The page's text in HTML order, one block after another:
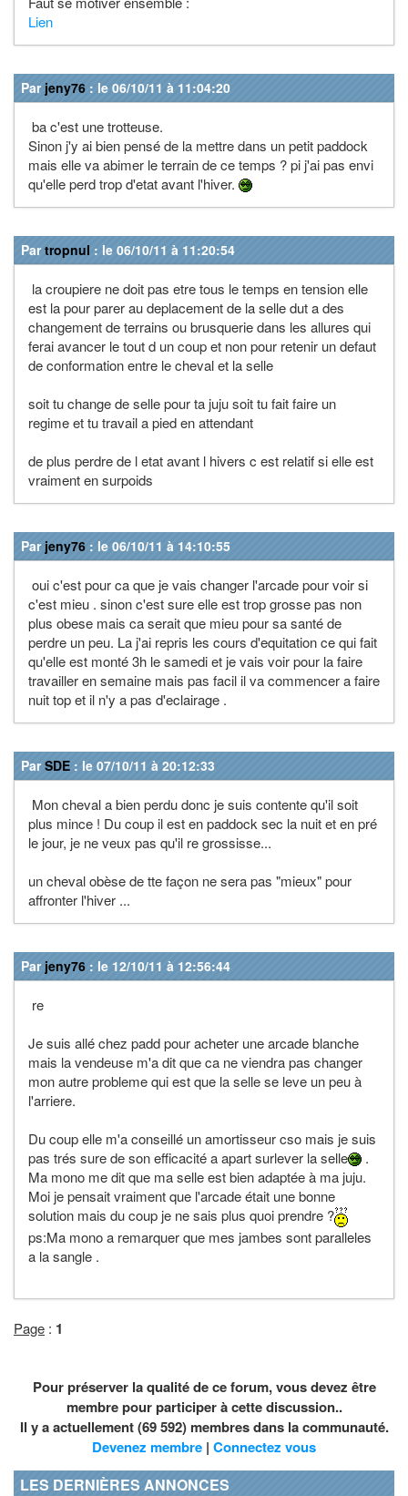
Lien
Par jeny76 : le 06/10/11 à 11:04:20
ba c'est une trotteuse.
Sinon j'y ai bien pensé de la mettre dans un petit paddock
mais elle va abimer le terrain de ce temps ? pi j'ai pas envi
qu'elle perd trop d'etat avant l'hiver.
Partropnul : le 06/10/11 à 11:20:54
la croupiere ne doit pas etre tous le temps en tension elle
est la pour parer au deplacement de la selle dut a des
changement de terrains ou brusquerie dans les allures qui
ferai avancer le tout d un coup et non pour retenir un defaut
de conformation entre le cheval et la selle
soit tu change de selle pour ta juju soit tu fait faire un
regime et tu travail a pied en attendant
de plus perdre de l etat avant l hivers c est relatif si elle est
vraiment en surpoids
Par jeny76 : le 06/10/11 à 14:10:55
oui c'est pour ca que je vais changer l'arcade pour voir si
c'est mieu . sinon c'est sure elle est trop grosse pas non
plus obese mais ca serait que mieu pour sa santé de
perdre un peu. La j'ai repris les cours d'equitation ce qui fait
qu'elle est monté 3h le samedi et je vais voir pour la faire
travailler en semaine mais pas facil il va commencer a faire
nuit top et il n'y a pas d'eclairage .
ParSDE : le 07/10/11 à 20:12:33
Mon cheval a bien perdu donc je suis contente qu'il soit
plus mince ! Du coup il est en paddock sec la nuit et en pré
le jour, je ne veux pas qu'il re grossisse...
un cheval obèse de tte façon ne sera pas "mieux" pour
affronter l'hiver ...
Par jeny76 : le 12/10/11 à 12:56:44
re
Je suis allé chez padd pour acheter une arcade blanche
mais la vendeuse m'a dit que ca ne viendra pas changer
mon autre probleme qui est que la selle se leve un peu à
l'arriere.
Du coup elle m'a conseillé un amortisseur cso mais je suis
pas trés sure de son efficacité a apart surlever la selle
.
Ma mono me dit que ma selle est bien adaptée à ma juju.
Moi je pensait vraiment que l'arcade était une bonne
solution mais du coup je ne sais plus quoi prendre ?
ps:Ma mono a remarquer que mes jambes sont paralleles
a la sangle .
Page : 1
Pour préserver la qualité de ce forum, vous devez être
membre pour participer à cette discussion..
Il y a actuellement (69 592) membres dans la communauté.
Devenez membre | Connectez vous
LES DERNIÈRES ANNONCES